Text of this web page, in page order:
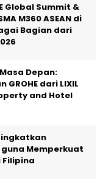
Global Summit &
M360 ASEAN di
Bagian dari
Depan:
dari LIXIL
and Hotel
Memperkuat
Filipina